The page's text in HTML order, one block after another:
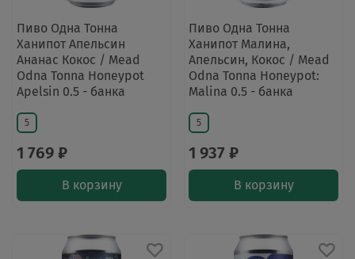
Пиво Одна Тонна
Ханипот Апельсин
Ананас Кокос / Mead
Odna Tonna Honeypot
Apelsin 0.5 - банка
5
1 769 ₽
В корзину
Пиво Одна Тонна
Ханипот Малина,
Апельсин, Кокос / Mead
Odna Tonna Honeypot:
Malina 0.5 - банка
5
1 937 ₽
В корзину